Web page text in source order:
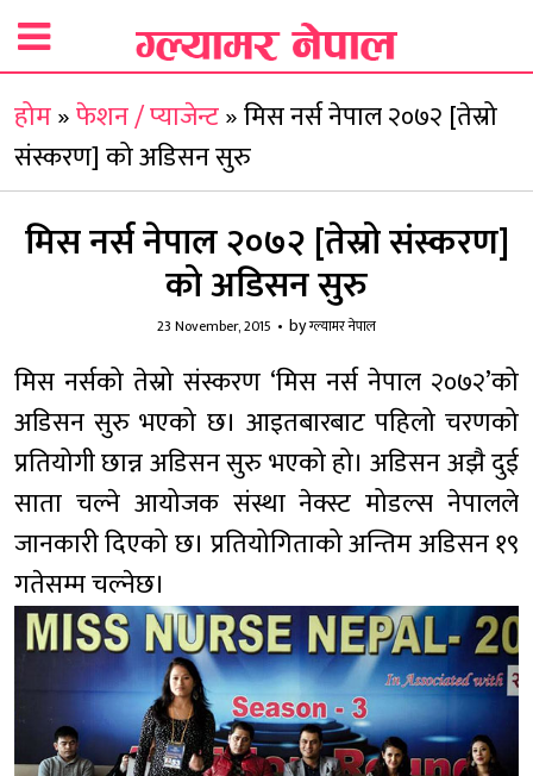
होम»फेशन / प्याजेन्ट»मिस नर्स नेपाल २०७२ [तेस्रो
संस्करण] को अडिसन सुरु
मिस नर्स नेपाल २०७२ [तेस्रो संस्करण]
को अडिसन सुरु
23 November, 2015 byग्ल्यामर नेपाल
मिस नर्सको तेस्रो संस्करण ‘मिस नर्स नेपाल २०७२’को
अडिसन सुरु भएको छ। आइतबारबाट पहिलो चरणको
प्रतियोगी छान्न अडिसन सुरु भएको हो। अडिसन अझै दुई
साता चल्ने आयोजक संस्था नेक्स्ट मोडल्स नेपालले
जानकारी दिएको छ। प्रतियोगिताको अन्तिम अडिसन १९
गतेसम्म चल्नेछ।